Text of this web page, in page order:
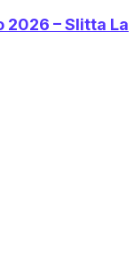
2026 – Slitta La